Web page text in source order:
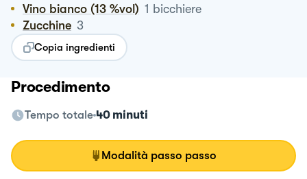
Vino bianco (13 %vol) 1 bicchiere
Zucchine 3
Copia ingredienti
Procedimento
Tempo totale 40 minuti
Modalità passo passo